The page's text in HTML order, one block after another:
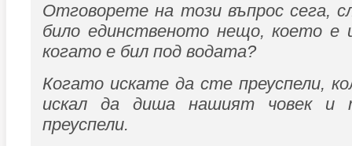
Отговорете на този въпрос сега,
било единственото нещо, което е
когато е бил под водата?
Когато искате да сте преуспели,
искал да диша нашият човек и
преуспели.